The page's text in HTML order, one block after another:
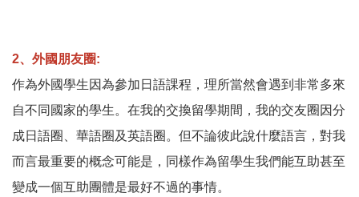
2、 外國朋友圈:
作為外國學生因為參加日語課程，理所當然會遇到非常多來
自不同國家的學生。在我的交換留學期間，我的交友圈因分
成日語圈、華語圈及英語圈。但不論彼此說什麼語言，對我
而言最重要的概念可能是，同樣作為留學生我們能互助甚至
變成一個互助團體是最好不過的事情。